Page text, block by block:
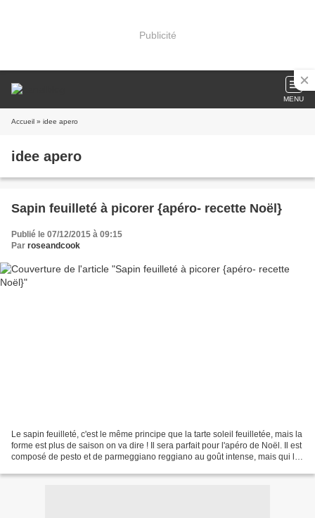
Publicité
MENU
Accueil » idee apero
idee apero
Sapin feuilleté à picorer {apéro- recette Noël}
Publié le 07/12/2015 à 09:15
Par roseandcook
Le sapin feuilleté, c'est le même principe que la tarte soleil feuilletée, mais la
forme est plus de saison on va dire ! Il sera parfait pour l'apéro de Noël. Il est
composé de pesto et de parmeggiano reggiano au goût intense, mais qui lui